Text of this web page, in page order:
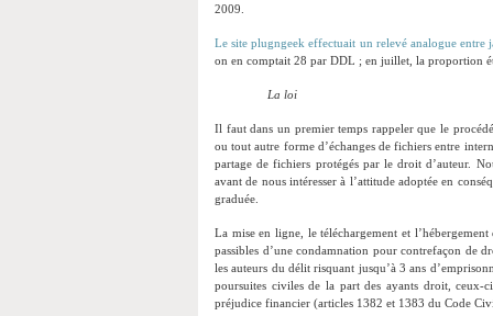
2009.
Le site plugngeek effectuait un relevé analogue
on en comptait 28 par DDL ; en juillet, la proportion
La loi
Il faut dans un premier temps rappeler que le
ou tout autre forme d’échanges de fichiers entre
partage de fichiers protégés par le droit d’auteur.
avant de nous intéresser à l’attitude adoptée en
graduée.
La mise en ligne, le téléchargement et
passibles d’une condamnation pour contrefaçon de
les auteurs du délit risquant jusqu’à 3 ans
poursuites civiles de la part des ayants droit, ceux-
préjudice financier (articles 1382 et 1383 du Code